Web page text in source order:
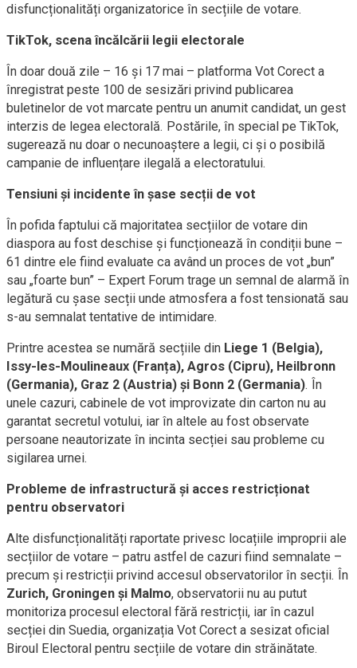
disfuncționalități organizatorice în secțiile de votare.
TikTok, scena încălcării legii electorale
În doar două zile – 16 și 17 mai – platforma Vot Corect a
înregistrat peste 100 de sesizări privind publicarea
buletinelor de vot marcate pentru un anumit candidat, un gest
interzis de legea electorală. Postările, în special pe TikTok,
sugerează nu doar o necunoaștere a legii, ci și o posibilă
campanie de influențare ilegală a electoratului.
Tensiuni și incidente în șase secții de vot
În pofida faptului că majoritatea secțiilor de votare din
diaspora au fost deschise și funcționează în condiții bune –
61 dintre ele fiind evaluate ca având un proces de vot „bun”
sau „foarte bun” – Expert Forum trage un semnal de alarmă în
legătură cu șase secții unde atmosfera a fost tensionată sau
s-au semnalat tentative de intimidare.
Printre acestea se numără secțiile din Liege 1 (Belgia),
Issy-les-Moulineaux (Franța), Agros (Cipru), Heilbronn
(Germania), Graz 2 (Austria) și Bonn 2 (Germania). În
unele cazuri, cabinele de vot improvizate din carton nu au
garantat secretul votului, iar în altele au fost observate
persoane neautorizate în incinta secției sau probleme cu
sigilarea urnei.
Probleme de infrastructură și acces restricționat
pentru observatori
Alte disfuncționalități raportate privesc locațiile improprii ale
secțiilor de votare – patru astfel de cazuri fiind semnalate –
precum și restricții privind accesul observatorilor în secții. În
Zurich, Groningen și Malmo, observatorii nu au putut
monitoriza procesul electoral fără restricții, iar în cazul
secției din Suedia, organizația Vot Corect a sesizat oficial
Biroul Electoral pentru secțiile de votare din străinătate.